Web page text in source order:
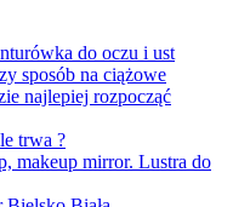
do oczu i ust
sposób na ciążowe
najlepiej rozpocząć
trwa ?
makeup mirror. Lustra do